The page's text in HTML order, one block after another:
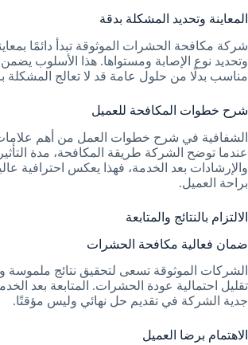
المعاينة وتحديد المشكلة بدقة
شركة مكافحة الحشرات الموثوقة تبدأ دائمًا
وتحديد نوع الإصابة ومستواها. هذا الأسلوب
مناسب بدلًا من حلول عامة قد لا تعالج المشكلة
شرح خطوات المكافحة للعميل
الشفافية في شرح خطوات العمل من أهم
عندما توضح الشركة طريقة المكافحة، مدة
والإرشادات بعد الخدمة، فهذا يعكس احترافية
براحة العميل.
الالتزام بالنتائج والمتابعة
ضمان فعالية مكافحة الحشرات
الشركات الموثوقة تسعى لتحقيق نتائج ملموسة
تقليل احتمالية عودة الحشرات. المتابعة بعد
جدية الشركة في تقديم حل نهائي وليس مؤقتًا.
الاهتمام برضا العميل